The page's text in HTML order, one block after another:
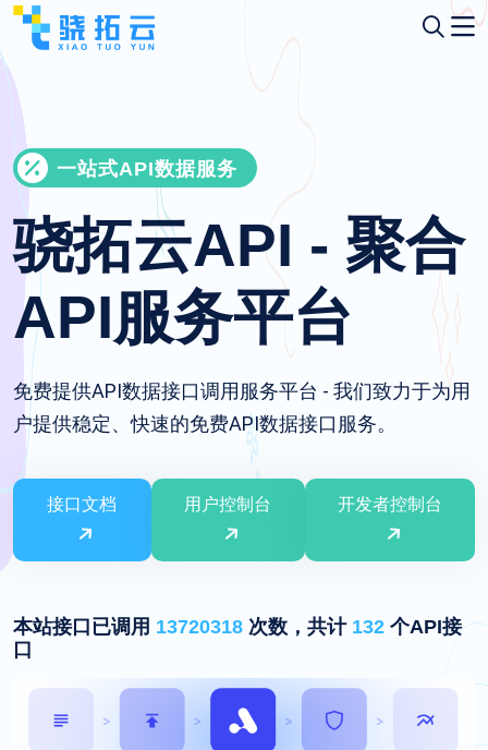
一站式API数据服务
骁拓云API - 聚合
API服务平台
免费提供API数据接口调用服务平台 - 我们致力于为用
户提供稳定、快速的免费API数据接口服务。
接口文档 用户控制台 开发者控制台
本站接口已调用 13720318 次数，共计 132 个API接
口